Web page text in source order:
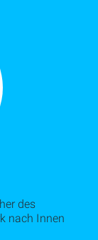
des
nach Innen